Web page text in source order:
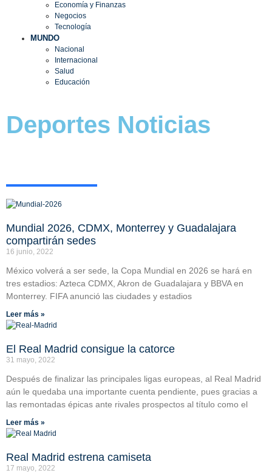
Economía y Finanzas
Negocios
Tecnología
MUNDO
Nacional
Internacional
Salud
Educación
Deportes Noticias
Mundial 2026, CDMX, Monterrey y Guadalajara
compartirán sedes
16 junio, 2022
México volverá a ser sede, la Copa Mundial en 2026 se hará en
tres estadios: Azteca CDMX, Akron de Guadalajara y BBVA en
Monterrey. FIFA anunció las ciudades y estadios
Leer más »
El Real Madrid consigue la catorce
31 mayo, 2022
Después de finalizar las principales ligas europeas, al Real Madrid
aún le quedaba una importante cuenta pendiente, pues gracias a
las remontadas épicas ante rivales prospectos al título como el
Leer más »
Real Madrid estrena camiseta
17 mayo, 2022